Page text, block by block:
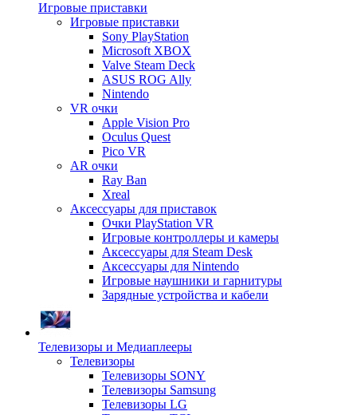
Игровые приставки
Игровые приставки
Sony PlayStation
Microsoft XBOX
Valve Steam Deck
ASUS ROG Ally
Nintendo
VR очки
Apple Vision Pro
Oculus Quest
Pico VR
AR очки
Ray Ban
Xreal
Аксессуары для приставок
Очки PlayStation VR
Игровые контроллеры и камеры
Аксессуары для Steam Desk
Аксессуары для Nintendo
Игровые наушники и гарнитуры
Зарядные устройства и кабели
Телевизоры и Медиаплееры
Телевизоры
Телевизоры SONY
Телевизоры Samsung
Телевизоры LG